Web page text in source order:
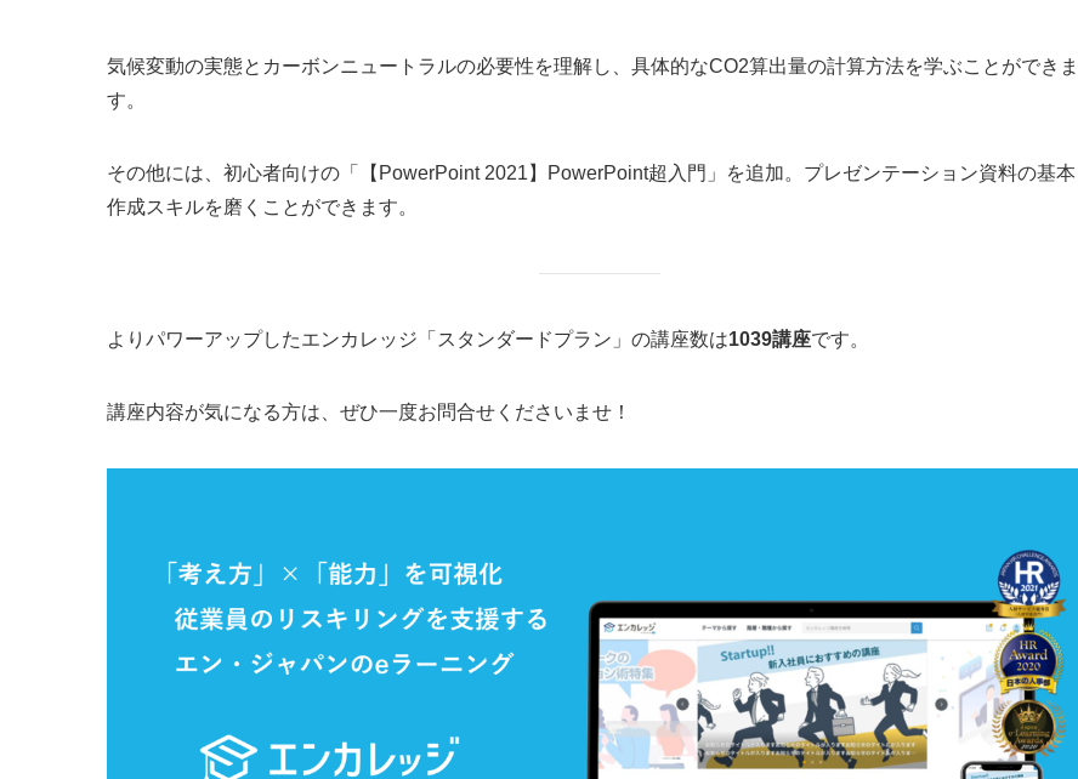
気候変動の実態とカーボンニュートラルの必要性を理解し、具体的なCO2算出量の計算方法を学ぶことができま
す。
その他には、初心者向けの「【PowerPoint 2021】PowerPoint超入門」を追加。プレゼンテーション資料の基本
作成スキルを磨くことができます。
よりパワーアップしたエンカレッジ「スタンダードプラン」の講座数は1039講座です。
講座内容が気になる方は、ぜひ一度お問合せくださいませ！